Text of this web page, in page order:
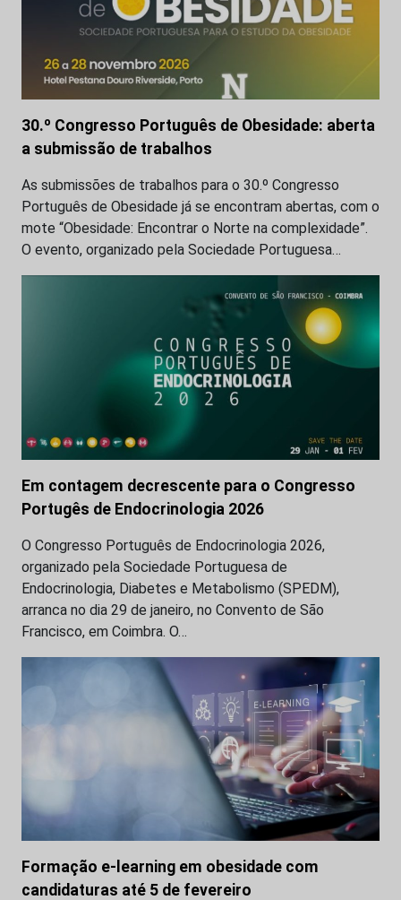
30.º Congresso Português de Obesidade: aberta
a submissão de trabalhos
As submissões de trabalhos para o 30.º Congresso
Português de Obesidade já se encontram abertas, com o
mote “Obesidade: Encontrar o Norte na complexidade”.
O evento, organizado pela Sociedade Portuguesa…
Em contagem decrescente para o Congresso
Portugês de Endocrinologia 2026
O Congresso Português de Endocrinologia 2026,
organizado pela Sociedade Portuguesa de
Endocrinologia, Diabetes e Metabolismo (SPEDM),
arranca no dia 29 de janeiro, no Convento de São
Francisco, em Coimbra. O…
Formação e-learning em obesidade com
candidaturas até 5 de fevereiro